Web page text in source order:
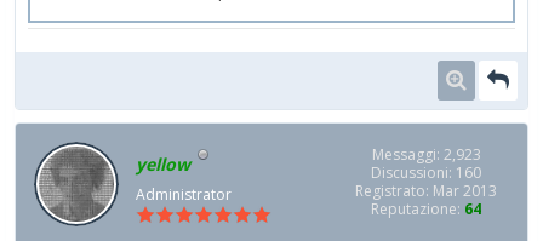
yellow
Administrator
Messaggi: 2,923
Discussioni: 160
Registrato: Mar 2013
Reputazione: 64